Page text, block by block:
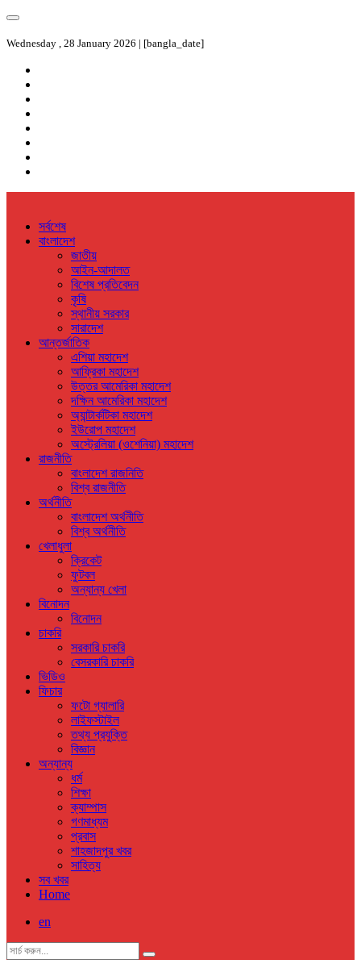
Wednesday , 28 January 2026 | [bangla_date]
সর্বশেষ
বাংলাদেশ
জাতীয়
আইন-আদালত
বিশেষ প্রতিবেদন
কৃষি
স্থানীয় সরকার
সারাদেশ
আন্তর্জাতিক
এশিয়া মহাদেশ
আফ্রিকা মহাদেশ
উত্তর আমেরিকা মহাদেশ
দক্ষিন আমেরিকা মহাদেশ
অ্যান্টার্কটিকা মহাদেশ
ইউরোপ মহাদেশ
অস্ট্রেলিয়া (ওশেনিয়া) মহাদেশ
রাজনীতি
বাংলাদেশ রাজনিতি
বিশ্ব রাজনীতি
অর্থনীতি
বাংলাদেশ অর্থনীতি
বিশ্ব অর্থনীতি
খেলাধুলা
ক্রিকেট
ফুটবল
অন্যান্য খেলা
বিনোদন
বিনোদন
চাকরি
সরকারি চাকরি
বেসরকারি চাকরি
ভিডিও
ফিচার
ফটো গ্যালারি
লাইফস্টাইল
তথ্য প্রযুক্তি
বিজ্ঞান
অন্যান্য
ধর্ম
শিক্ষা
ক্যাম্পাস
গণমাধ্যম
প্রবাস
শাহজাদপুর খবর
সাহিত্য
সব খবর
Home
en